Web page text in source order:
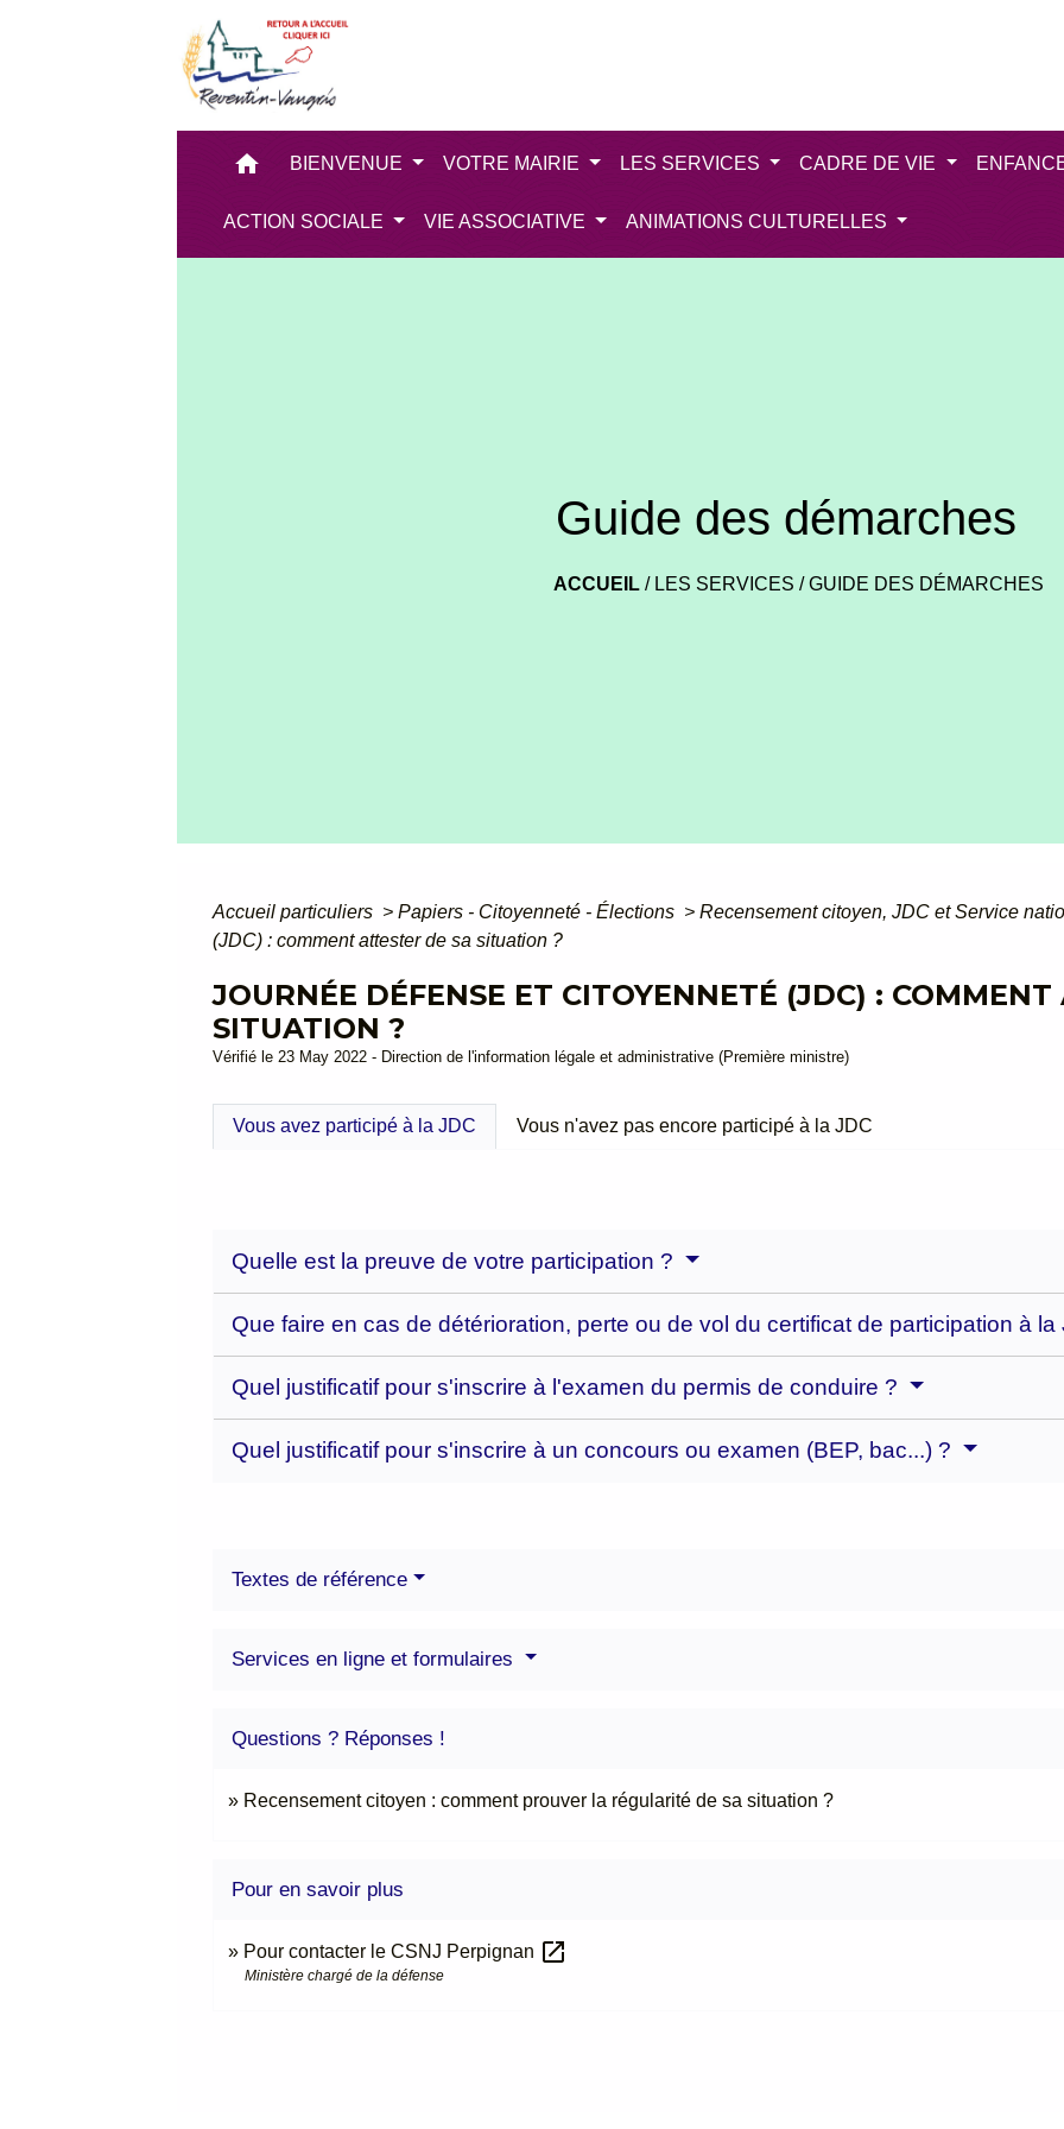
home BIENVENUE VOTRE MAIRIE LES SERVICES CADRE DE VIE
ACTION SOCIALE VIE ASSOCIATIVE ANIMATIONS CULTURELLES
Guide des démarches
ACCUEIL/ LES SERVICES /GUIDE DES DÉMARCHES
Accueil particuliers > Papiers - Citoyenneté - Élections > Recensement citoyen, JDC et Service
(JDC) : comment attester de sa situation ?
JOURNÉE DÉFENSE ET CITOYENNETÉ (JDC) : COMMENT
SITUATION ?
Vérifié le 23 May 2022 - Direction de l'information légale et administrative (Première ministre)
Vous avez participé à la JDC Vous n'avez pas encore participé à la JDC
Quelle est la preuve de votre participation ?
Que faire en cas de détérioration, perte ou de vol du certificat de participation à la
Quel justificatif pour s'inscrire à l'examen du permis de conduire ?
Quel justificatif pour s'inscrire à un concours ou examen (BEP, bac...) ?
Textes de référence
Services en ligne et formulaires
Questions ? Réponses !
Recensement citoyen : comment prouver la régularité de sa situation ?
Pour en savoir plus
Pour contacter le CSNJ Perpignan open_in_new
Ministère chargé de la défense